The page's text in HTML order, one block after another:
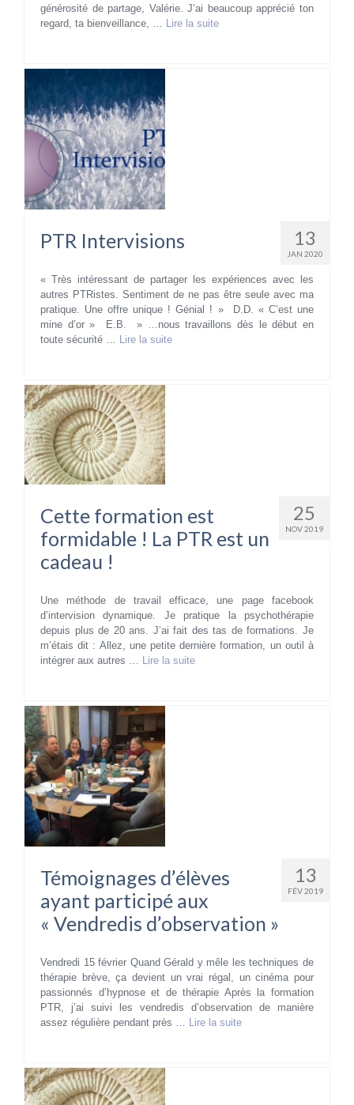
générosité de partage, Valérie. J’ai beaucoup apprécié ton
regard, ta bienveillance, … Lire la suite­­
13
JAN 2020
PTR Intervisions
« Très intéressant de partager les expériences avec les
autres PTRistes. Sentiment de ne pas être seule avec ma
pratique. Une offre unique ! Génial ! » D.D. « C’est une
mine d’or » E.B. » …nous travaillons dès le début en
toute sécurité … Lire la suite­­
25
NOV 2019
Cette formation est
formidable ! La PTR est un
cadeau !
Une méthode de travail efficace, une page facebook
d’intervision dynamique. Je pratique la psychothérapie
depuis plus de 20 ans. J’ai fait des tas de formations. Je
m’étais dit : Allez, une petite dernière formation, un outil à
intégrer aux autres … Lire la suite­­
13
FÉV 2019
Témoignages d’élèves
ayant participé aux
« Vendredis d’observation »
Vendredi 15 février Quand Gérald y mêle les techniques de
thérapie brève, ça devient un vrai régal, un cinéma pour
passionnés d’hypnose et de thérapie Après la formation
PTR, j’ai suivi les vendredis d’observation de manière
assez régulière pendant près … Lire la suite­­